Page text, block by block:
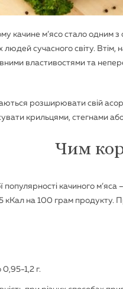
качине м’ясо стало одним
людей сучасного світу.
властивостями та
розширювати свій
крильцями, стегнами
Чим
качиного
кКал на 100 грам продукту.
0,95-1,2 г.